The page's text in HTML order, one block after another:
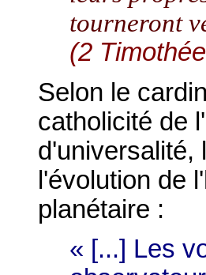
tourneront
(2
Selon le
catholicité de
d'universalité,
l'évolution de
planétaire :
« [...] Les